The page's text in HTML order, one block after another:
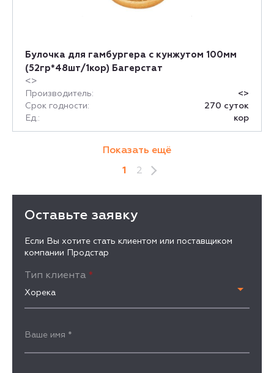
Булочка для гамбургера с кунжутом 100мм
(52гр*48шт/1кор) Багерстат
<>
Производитель:
<>
Срок годности:
270 суток
Ед.:
кор
Показать ещё
1
2
Оставьте заявку
Если Вы хотите стать клиентом или поставщиком
компании Продстар
Тип клиента *
Хорека
Ваше имя *